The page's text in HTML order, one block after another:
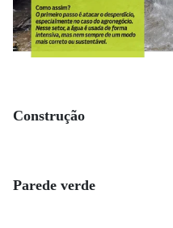
Construção
Parede verde